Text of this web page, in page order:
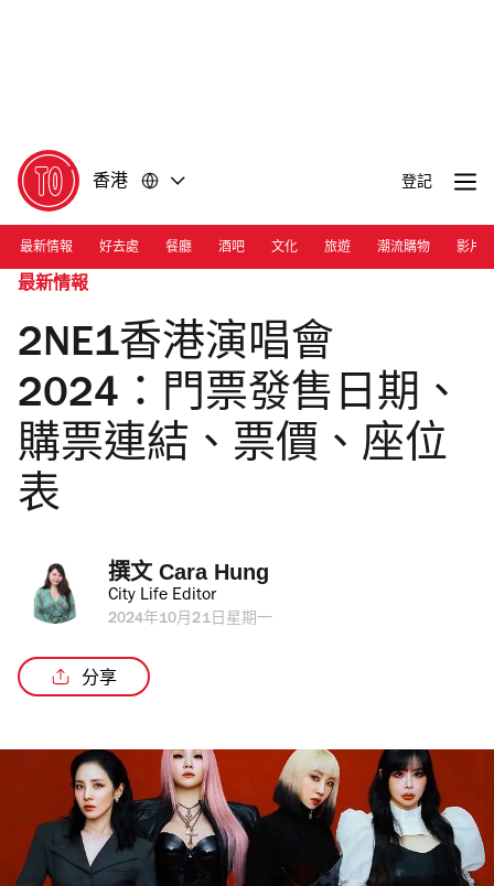
香港 登記
最新情報 好去處 餐廳 酒吧 文化 旅遊 潮流購物 影片
最新情報
2NE1香港演唱會
2024：門票發售日期、
購票連結、票價、座位
表
撰文 Cara Hung
City Life Editor
2024年10月21日星期一
分享